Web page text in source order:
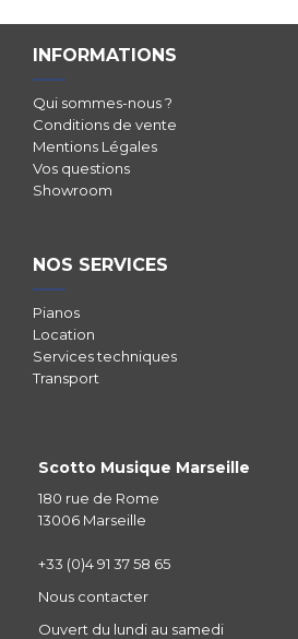
INFORMATIONS
Qui sommes-nous ?
Conditions de vente
Mentions Légales
Vos questions
Showroom
NOS SERVICES
Pianos
Location
Services techniques
Transport
Scotto Musique Marseille
180 rue de Rome
13006 Marseille
+33 (0)4 91 37 58 65
Nous contacter
Ouvert du lundi au samedi